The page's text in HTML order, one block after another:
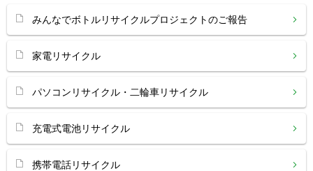
みんなでボトルリサイクルプロジェクトのご報告
家電リサイクル
パソコンリサイクル・二輪車リサイクル
充電式電池リサイクル
携帯電話リサイクル